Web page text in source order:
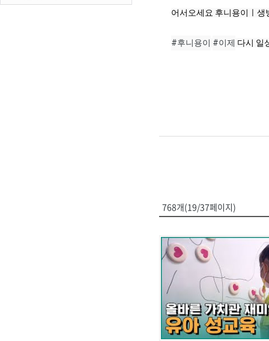
어서오세요 후니용이ㅣ
#후니용이 #이제 다시 일
768개(19/37페이지)